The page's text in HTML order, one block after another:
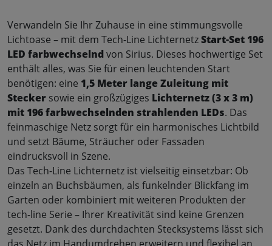
Verwandeln Sie Ihr Zuhause in eine stimmungsvolle
Lichtoase – mit dem Tech-Line LichternetzStart-Set 196
LED farbwechselndvon Sirius. Dieses hochwertige Set
enthält alles, was Sie für einen leuchtenden Start
benötigen: eine 1,5 Meter lange Zuleitung mit
Stecker sowie ein großzügiges Lichternetz (3 x 3 m)
mit 196 farbwechselnden strahlenden LEDs. Das
feinmaschige Netz sorgt für ein harmonisches Lichtbild
und setzt Bäume, Sträucher oder Fassaden
eindrucksvoll in Szene.
Das Tech-Line Lichternetz ist vielseitig einsetzbar: Ob
einzeln an Buchsbäumen, als funkelnder Blickfang im
Garten oder kombiniert mit weiteren Produkten der
tech-line Serie – Ihrer Kreativität sind keine Grenzen
gesetzt. Dank des durchdachten Stecksystems lässt sich